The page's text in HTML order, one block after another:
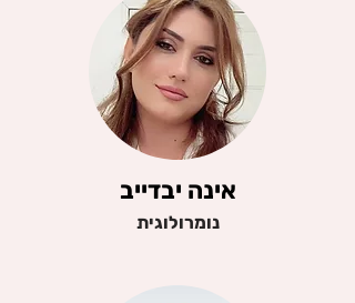
אינה יבדייב
נומרולוגית